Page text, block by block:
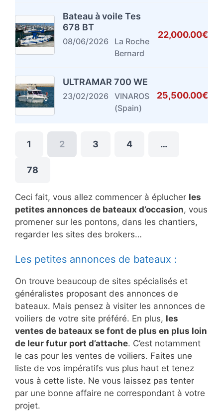
Bateau à voile Tes
678 BT
08/06/2026
La Roche
Bernard
22,000.00€
ULTRAMAR 700 WE
23/02/2026
VINAROS
(Spain)
25,500.00€
1 2 3 4 …
78
Ceci fait, vous allez commencer à éplucher les
petites annonces de bateaux d’occasion, vous
promener sur les pontons, dans les chantiers,
regarder les sites des brokers…
Les petites annonces de bateaux :
On trouve beaucoup de sites spécialisés et
généralistes proposant des annonces de
bateaux. Mais pensez à visiter les annonces de
voiliers de votre site préféré. En plus, les
ventes de bateaux se font de plus en plus loin
de leur futur port d’attache. C’est notamment
le cas pour les ventes de voiliers. Faites une
liste de vos impératifs vus plus haut et tenez
vous à cette liste. Ne vous laissez pas tenter
par une bonne affaire ne correspondant à votre
projet.